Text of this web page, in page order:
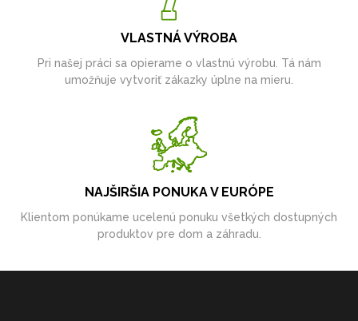
VLASTNÁ VÝROBA
Pri našej práci sa opierame o vlastnú výrobu. Tá nám
umožňuje vytvoriť zákazky úplne na mieru.
NAJŠIRŠIA PONUKA V EURÓPE
Klientom ponúkame ucelenú ponuku všetkých dostupných
produktov pre dom a záhradu.